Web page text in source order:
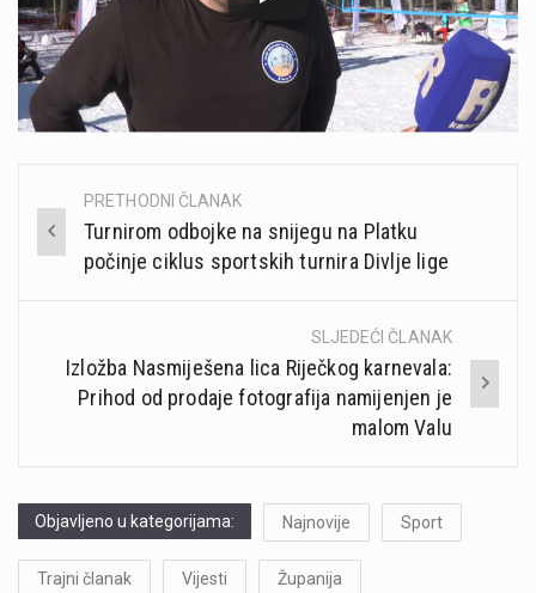
Post
navigation
PRETHODNI ČLANAK
Turnirom odbojke na snijegu na Platku
počinje ciklus sportskih turnira Divlje lige
SLJEDEĆI ČLANAK
Izložba Nasmiješena lica Riječkog karnevala:
Prihod od prodaje fotografija namijenjen je
malom Valu
Objavljeno u kategorijama: Najnovije Sport
Trajni članak Vijesti Županija